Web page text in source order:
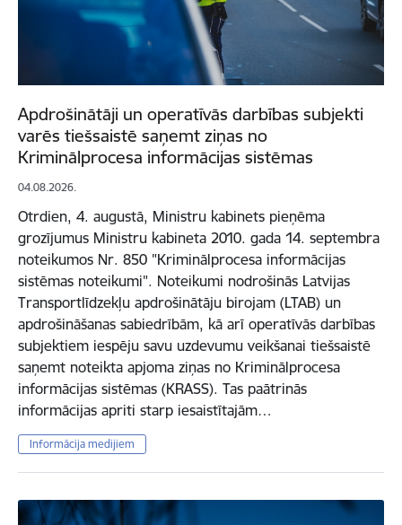
Apdrošinātāji un operatīvās darbības subjekti
varēs tiešsaistē saņemt ziņas no
Kriminālprocesa informācijas sistēmas
04.08.2026.
Otrdien, 4. augustā, Ministru kabinets pieņēma
grozījumus Ministru kabineta 2010. gada 14. septembra
noteikumos Nr. 850 "Kriminālprocesa informācijas
sistēmas noteikumi". Noteikumi nodrošinās Latvijas
Transportlīdzekļu apdrošinātāju birojam (LTAB) un
apdrošināšanas sabiedrībām, kā arī operatīvās darbības
subjektiem iespēju savu uzdevumu veikšanai tiešsaistē
saņemt noteikta apjoma ziņas no Kriminālprocesa
informācijas sistēmas (KRASS). Tas paātrinās
informācijas apriti starp iesaistītajām…
Informācija medijiem